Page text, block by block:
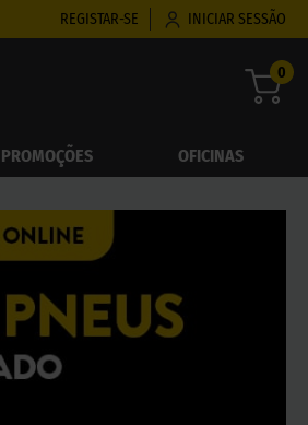
REGISTAR-SE INICIAR SESSÃO
0
PROMOÇÕES OFICINAS